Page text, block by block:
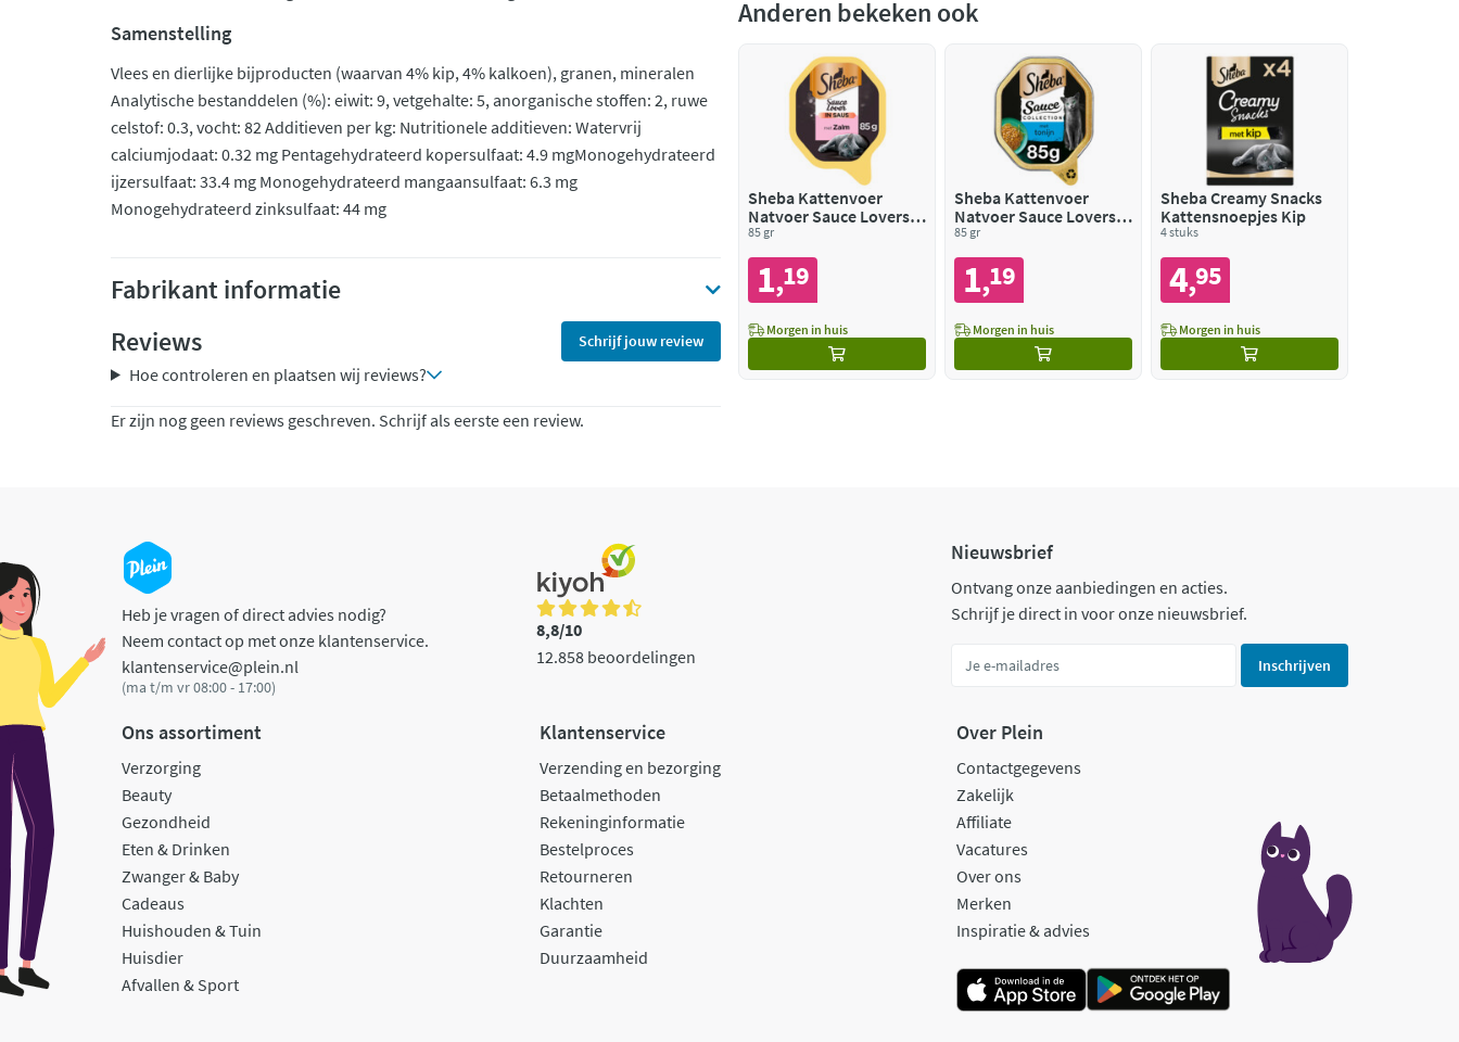
Samenstelling
Vlees en dierlijke bijproducten (waarvan 4% kip, 4% kalkoen), granen, mineralen
Analytische bestanddelen (%): eiwit: 9, vetgehalte: 5, anorganische stoffen: 2, ruwe
celstof: 0.3, vocht: 82 Additieven per kg: Nutritionele additieven: Watervrij
calciumjodaat: 0.32 mg Pentagehydrateerd kopersulfaat: 4.9 mgMonogehydrateerd
ijzersulfaat: 33.4 mg Monogehydrateerd mangaansulfaat: 6.3 mg
Monogehydrateerd zinksulfaat: 44 mg
Fabrikant informatie
Reviews
Schrijf jouw review
Hoe controleren en plaatsen wij reviews?
Er zijn nog geen reviews geschreven. Schrijf als eerste een review.
Anderen bekeken ook
Sheba Kattenvoer
Natvoer Sauce Lovers
Zalm
85 gr
1,19
Morgen in huis
Sheba Kattenvoer
Natvoer Sauce Lovers
Tonijn
85 gr
1,19
Morgen in huis
Sheba Creamy Snacks
Kattensnoepjes Kip
4 stuks
4,95
Morgen in huis
Heb je vragen of direct advies nodig?
Neem contact op met onze klantenservice.
klantenservice@plein.nl
(ma t/m vr 08:00 - 17:00)
8,8/10
12.858 beoordelingen
Nieuwsbrief
Ontvang onze aanbiedingen en acties.
Schrijf je direct in voor onze nieuwsbrief.
Inschrijven
Ons assortiment
Verzorging
Beauty
Gezondheid
Eten & Drinken
Zwanger & Baby
Cadeaus
Huishouden & Tuin
Huisdier
Afvallen & Sport
Klantenservice
Verzending en bezorging
Betaalmethoden
Rekeninginformatie
Bestelproces
Retourneren
Klachten
Garantie
Duurzaamheid
Over Plein
Contactgegevens
Zakelijk
Affiliate
Vacatures
Over ons
Merken
Inspiratie & advies